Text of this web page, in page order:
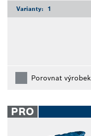
Varianty: 1
Porovnat výrobek
PRO